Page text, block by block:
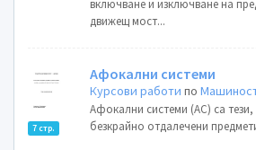
включване и изключване на
движещ мост...
7 стр.
Афокални системи
Курсови работи по
Афокални системи (АС) са
безкрайно отдалечени